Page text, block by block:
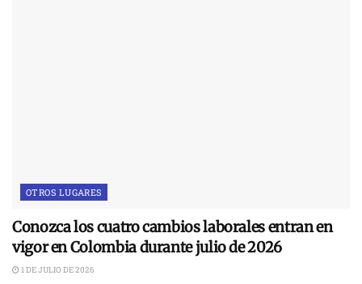
OTROS LUGARES
Conozca los cuatro cambios laborales entran en
vigor en Colombia durante julio de 2026
1 DE JULIO DE 2026